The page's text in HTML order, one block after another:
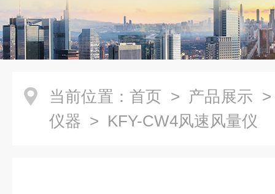
当前位置： 首页 > 产品展示
仪器 > KFY-CW4风速风量仪